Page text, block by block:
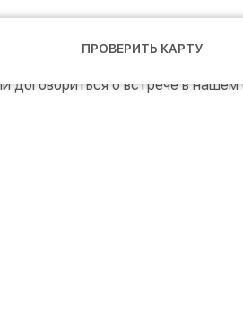
ПРОВЕРИТЬ КАРТУ
о встрече в